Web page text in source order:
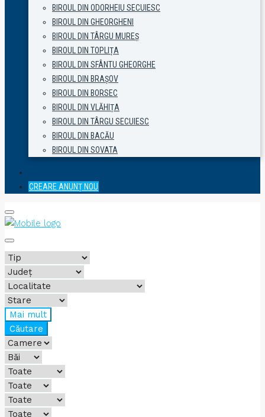
BIROUL DIN ODORHEIU SECUIESC
BIROUL DIN GHEORGHENI
BIROUL DIN TÂRGU MUREȘ
BIROUL DIN TOPLIȚA
BIROUL DIN SFÂNTU GHEORGHE
BIROUL DIN BRAȘOV
BIROUL DIN BORSEC
BIROUL DIN VLĂHIȚA
BIROUL DIN TÂRGU SECUIESC
BIROUL DIN BACĂU
BIROUL DIN SOVATA
CREARE ANUNȚ NOU
Mai mult
Căutare